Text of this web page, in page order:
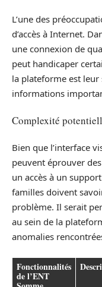
L’une des
d’accès à Internet.
une connexion de
peut handicaper
la plateforme est leur
informations
Complexité
Bien que l’interface
peuvent éprouver
un accès à un
familles doivent
problème. Il serait
au sein de la
anomalies
Fonctionnalités
de l’ENT